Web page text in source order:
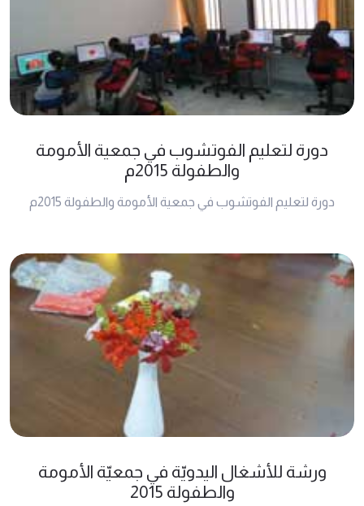
دورة لتعليم الفوتشوب في جمعية الأمومة
والطفولة 2015م
دورة لتعليم الفوتشوب في جمعية الأمومة والطفولة 2015م
ورشة للأشغال اليدويّة في جمعيّة الأمومة
والطفولة 2015